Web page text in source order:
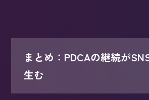
まとめ：PDCAの継続が
生む